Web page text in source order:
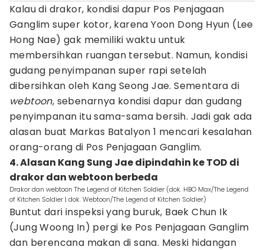
Kalau di drakor, kondisi dapur Pos Penjagaan
Ganglim super kotor, karena Yoon Dong Hyun (Lee
Hong Nae) gak memiliki waktu untuk
membersihkan ruangan tersebut. Namun, kondisi
gudang penyimpanan super rapi setelah
dibersihkan oleh Kang Seong Jae. Sementara di
webtoon, sebenarnya kondisi dapur dan gudang
penyimpanan itu sama-sama bersih. Jadi gak ada
alasan buat Markas Batalyon 1 mencari kesalahan
orang-orang di Pos Penjagaan Ganglim.
4. Alasan Kang Sung Jae dipindahin ke TOD di
drakor dan webtoon berbeda
Drakor dan webtoon The Legend of Kitchen Soldier (dok. HBO Max/The Legend
of Kitchen Soldier | dok. Webtoon/The Legend of Kitchen Soldier)
Buntut dari inspeksi yang buruk, Baek Chun Ik
(Jung Woong In) pergi ke Pos Penjagaan Ganglim
dan berencana makan di sana. Meski hidangan